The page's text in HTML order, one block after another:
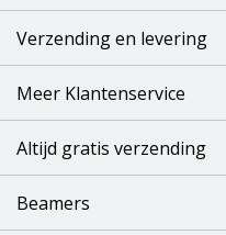
Verzending en levering
Meer Klantenservice
Altijd gratis verzending
Beamers